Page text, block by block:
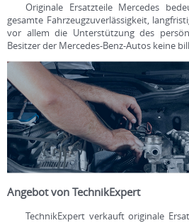
Originale Ersatzteile Mercedes
gesamte Fahrzeugzuverlässigkeit,
vor allem die Unterstützung des
Besitzer der Mercedes-Benz-Autos keine
Angebot von TechnikExpert
TechnikExpert verkauft originale